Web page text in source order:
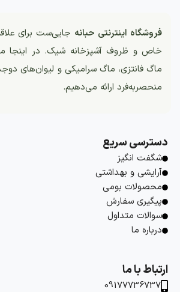
فروشگاه اینترنتی حبانه جایی‌ست برای
خاص و ظروف آشپزخانه شیک. در اینجا
ماگ فانتزی، ماگ سرامیکی و لیوان‌های
منحصربه‌فرد ارائه می‌دهیم.
دسترسی سریع
شگفت انگیز
آرایشی و بهداشتی
محصولات بومی
پیگیری سفارش
سوالات متداول
درباره ما
ارتباط با ما
09177736737